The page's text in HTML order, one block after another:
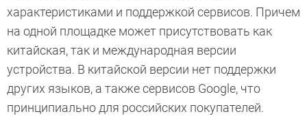
характеристиками и поддержкой сервисов. Причем
на одной площадке может присутствовать как
китайская, так и международная версии
устройства. В китайской версии нет поддержки
других языков, а также сервисов Google, что
принципиально для российских покупателей.